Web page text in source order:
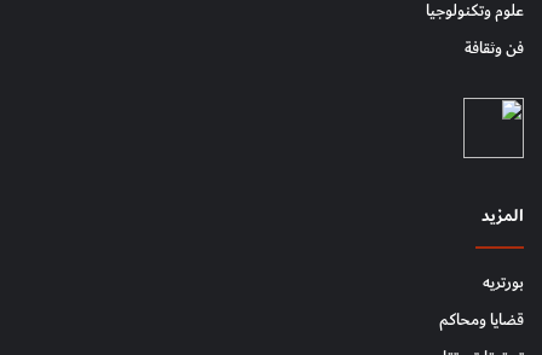
علوم وتكنولوجيا
فن وثقافة
المزيد
بورتريه
قضايا ومحاكم